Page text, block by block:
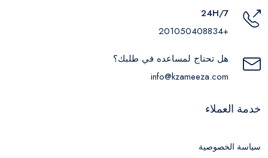
24H/7
+201050408834
هل تحتاج لمساعده في طلبك؟
info@kzameeza.com
خدمة العملاء
سياسة الخصوصية